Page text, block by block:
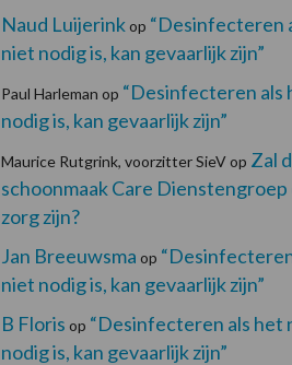
Naud Luijerinkop “Desinfecteren
niet nodig is, kan gevaarlijk zijn”
Paul Harleman op “Desinfecteren als
nodig is, kan gevaarlijk zijn”
Maurice Rutgrink, voorzitter SieVop Zal
schoonmaak Care Dienstengroep
zorg zijn?
Jan Breeuwsma op
niet nodig is, kan gevaarlijk zijn”
B Floris op “Desinfecteren als het
nodig is, kan gevaarlijk zijn”